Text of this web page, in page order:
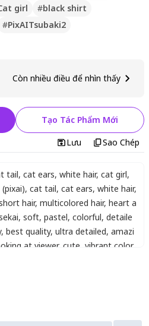
girl #black shirt
#PixAITsubaki2
Còn nhiều điều để nhìn thấy
Tạo Tác Phẩm Mới
Lưu Sao Chép
tail, cat ears, white hair, cat girl,
, cat tail, cat ears, white hair,
hair, multicolored hair, heart a
, soft, pastel, colorful, detaile
, best quality, ultra detailed, amazi
at viewer, cute vibrant color